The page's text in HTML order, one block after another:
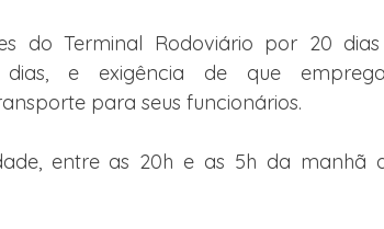
do Terminal Rodoviário por 20
e exigência de que
para seus funcionários.
entre as 20h e as 5h da manhã